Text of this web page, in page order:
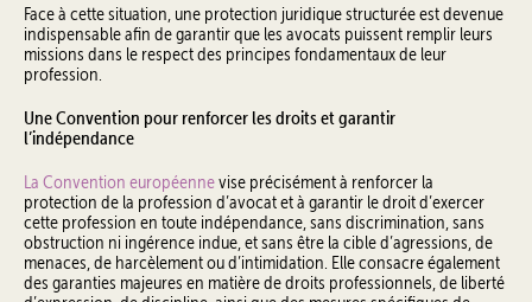
Face à cette situation, une protection juridique structurée est devenue
indispensable afin de garantir que les avocats puissent remplir leurs
missions dans le respect des principes fondamentaux de leur
profession.
Une Convention pour renforcer les droits et garantir
l’indépendance
La Convention européennevise précisément à renforcer la
protection de la profession d’avocat et à garantir le droit d’exercer
cette profession en toute indépendance, sans discrimination, sans
obstruction ni ingérence indue, et sans être la cible d’agressions, de
menaces, de harcèlement ou d’intimidation. Elle consacre également
des garanties majeures en matière de droits professionnels, de liberté